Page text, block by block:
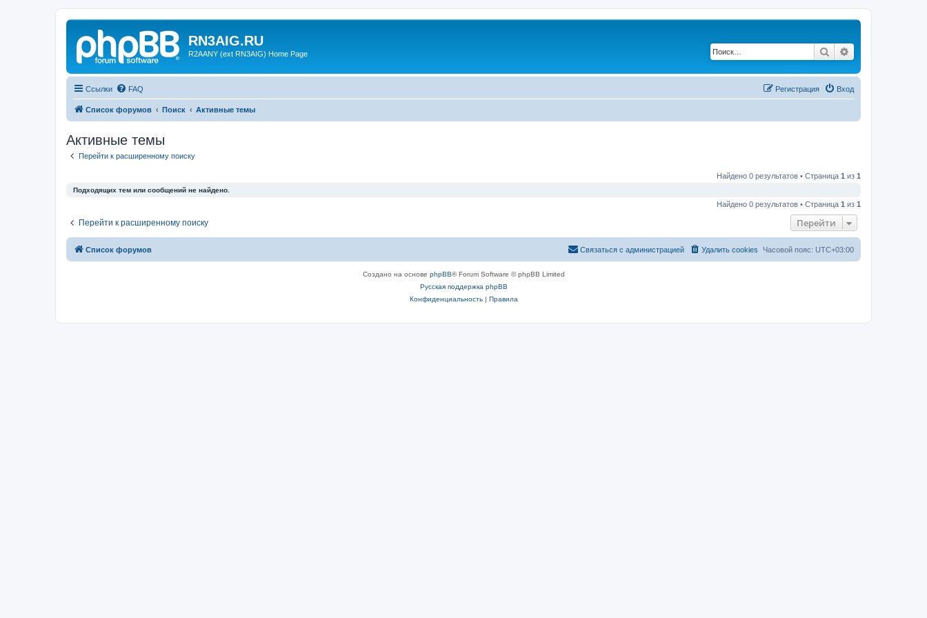
RN3AIG.RU
R2AANY (ext RN3AIG) Home Page Поиск
Ссылки FAQ Вход
Регистрация
Список форумов Поиск Активные темы
Активные темы
Перейти к расширенному поиску
Найдено 0 результатов • Страница 1 из 1
Подходящих тем или сообщений не найдено.
Найдено 0 результатов • Страница 1 из 1
Перейти к расширенному поиску Перейти
Список форумов Часовой пояс: UTC+03:00
Удалить cookies
Связаться с администрацией
Создано на основе phpBB® Forum Software © phpBB Limited
Русская поддержка phpBB
Конфиденциальность| Правила